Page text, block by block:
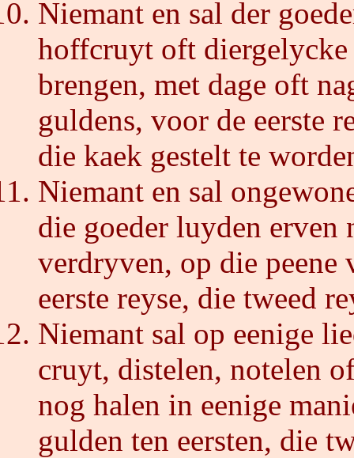
Niemant en sal der
hoffcruyt oft diergelycke
brengen, met dage oft
guldens, voor de eerste
die kaek gestelt te
Niemant en sal
die goeder luyden erven
verdryven, op die peene
eerste reyse, die tweed
Niemant sal op eenige
cruyt, distelen, notelen
nog halen in eenige
gulden ten eersten, die